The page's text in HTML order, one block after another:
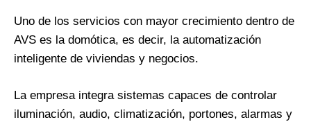
Uno de los servicios con mayor crecimiento dentro de
AVS es la domótica, es decir, la automatización
inteligente de viviendas y negocios.
La empresa integra sistemas capaces de controlar
iluminación, audio, climatización, portones, alarmas y